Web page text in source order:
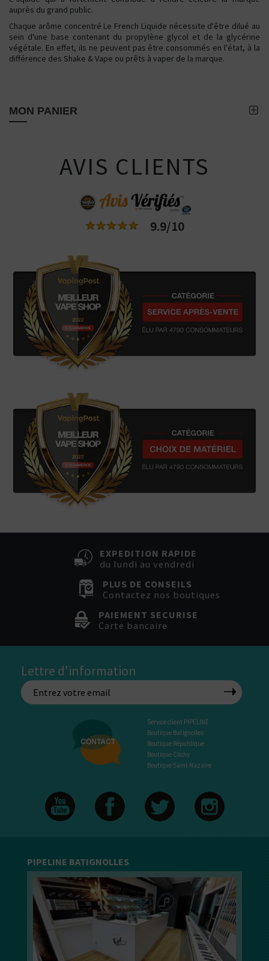
auprès du grand public.
Chaque arôme concentré Le French Liquide nécessite d'être dilué au
sein d'une base contenant du propylène glycol et de la glycérine
végétale. En effet, ils ne peuvent pas être consommés en l'état, à la
différence des Shake & Vape ou prêts à vaper de la marque.
MON PANIER
AVIS CLIENTS
9.9/10
EXPEDITION RAPIDE
du lundi au vendredi
PLUS DE CONSEILS
Contactez nos boutiques
PAIEMENT SECURISE
Carte bancaire
Lettre d'information
Service client PIPELINE
Boutique Batignolles
Boutique République
Boutique Clichy
Boutique Saint Nazaire
PIPELINE BATIGNOLLES